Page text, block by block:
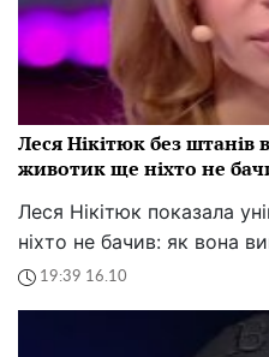
Леся Нікітюк без штанів
животик ще ніхто не
Леся Нікітюк показала
ніхто не бачив: як вона
19:39 16.10